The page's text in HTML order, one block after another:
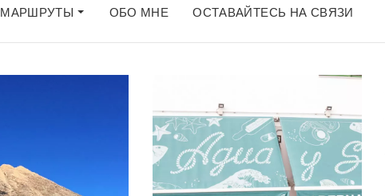
МАРШРУТЫ ОБО МНЕ ОСТАВАЙТЕСЬ НА СВЯЗИ